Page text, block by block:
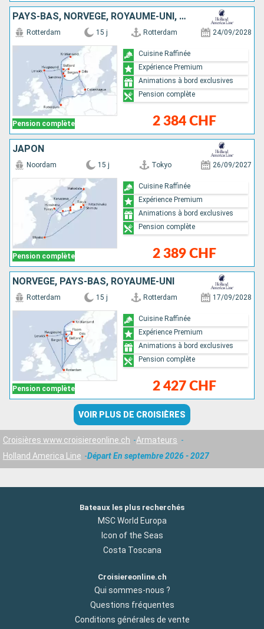
PAYS-BAS, NORVÈGE, ROYAUME-UNI, DANEMARK
Pension complète
Rotterdam 15 j Rotterdam 24/09/2028
2 384 CHF
Cuisine Raffinée
Expérience Premium
Animations à bord exclusives
Pension complète
JAPON
Pension complète
Noordam 15 j Tokyo 26/09/2027
2 389 CHF
Cuisine Raffinée
Expérience Premium
Animations à bord exclusives
Pension complète
NORVÈGE, PAYS-BAS, ROYAUME-UNI
Pension complète
Rotterdam 15 j Rotterdam 17/09/2028
2 427 CHF
Cuisine Raffinée
Expérience Premium
Animations à bord exclusives
Pension complète
VOIR PLUS DE CROISIÈRES
Croisières www.croisiereonline.ch
Armateurs
Holland America Line
Départ En septembre 2026 - 2027
Bateaux les plus recherchés
MSC World Europa
Icon of the Seas
Costa Toscana
Croisiereonline.ch
Qui sommes-nous ?
Questions fréquentes
Conditions générales de vente